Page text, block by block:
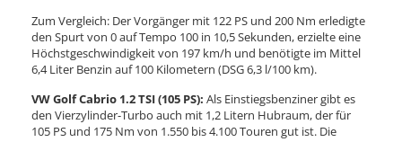
Zum Vergleich: Der Vorgänger mit 122 PS und 200 Nm erledigte
den Spurt von 0 auf Tempo 100 in 10,5 Sekunden, erzielte eine
Höchstgeschwindigkeit von 197 km/h und benötigte im Mittel
6,4 Liter Benzin auf 100 Kilometern (DSG 6,3 l/100 km).
VW Golf Cabrio 1.2 TSI (105 PS): Als Einstiegsbenziner gibt es
den Vierzylinder-Turbo auch mit 1,2 Litern Hubraum, der für
105 PS und 175 Nm von 1.550 bis 4.100 Touren gut ist. Die